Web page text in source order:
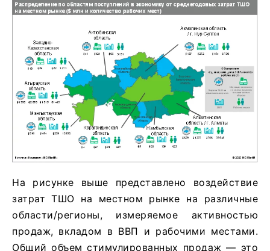
На рисунке выше представлено воздействие
затрат ТШО на местном рынке на различные
области/регионы, измеряемое активностью
продаж, вкладом в ВВП и рабочими местами.
Общий объем стимулированных продаж — это